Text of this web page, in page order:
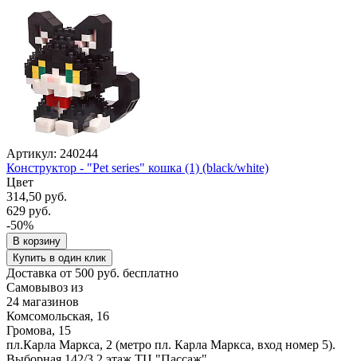
Артикул: 240244
Конструктор - "Pet series" кошка (1) (black/white)
Цвет
314,50 руб.
629 руб.
-50%
В корзину
Купить в один клик
Доставка от 500 руб. бесплатно
Самовывоз из
24 магазинов
Комсомольская, 16
Громова, 15
пл.Карла Маркса, 2 (метро пл. Карла Маркса, вход номер 5).